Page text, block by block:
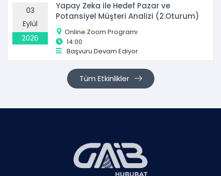
03
Eylül
2026
Yapay Zeka ile Hedef Pazar ve
Potansiyel Müşteri Analizi (2.Oturum)
Online Zoom Programı
14:00
Başvuru Devam Ediyor
Tüm Etkinlikler